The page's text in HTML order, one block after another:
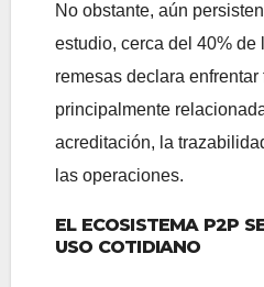
No obstante, aún
estudio, cerca del 40% de
remesas declara enfrentar
principalmente
acreditación, la
las operaciones.
EL ECOSISTEMA P2P
USO COTIDIANO